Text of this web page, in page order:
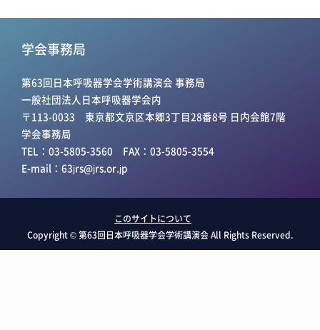
学会事務局
第63回日本呼吸器学会学術講演会 事務局
一般社団法人日本呼吸器学会内
〒113-0033 東京都文京区本郷3丁目28番8号 日内会館7階
学会事務局
TEL：03-5805-3560 FAX：03-5805-3554
E-mail： 63jrs@jrs.or.jp
このサイトについて
Copyright © 第63回日本呼吸器学会学術講演会 All Rights Reserved.